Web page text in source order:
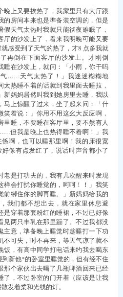
晚上又要挨热了，我家里只有大厅跟
的房间本来也是準备装空调的，但是
天气太热时我就只能彻夜难眠了，
厅的沙发上了，看来我明晚可能又要
感受到了天气的热了，才8 点多我就
再倒在下面客厅的沙发上。才刚倒
睡在沙发上，就问：「小雨，你干吗
……天气太热了！」我迷迷糊糊地
热睡不着的话就到我里面去睡拉，
新妈妈居然叫我到她房里去睡，我以
马上惊醒了过来，坐了起来问：「什
着说：」你用不用这幺大反应啊，
里睡，不要睡在客厅里，要不然有人
但我是晚上也热得睡不着啊！」我
啊，也可以睡那里啊！我的床很宽
像有点发红了，说话时声音都小了
老是打功夫的，我有几次醒来时发现
样会打扰你睡觉的，呵呵！！」我笑
前绑住你的脚再睡。」新妈妈给我的
我们都不想出去，就在家里休息避
是穿着那套粉红的睡裙，不过已好像
见两只丰乳在那里蹦了。不过我都没
主意，準备晚上睡觉时趁睡打一下功
不可失，时不再来，等天气凉了就不
饭，有高中同学打电话来约我去喝东
新他*的卧室里睡觉的，但有经不住
那个家伙出去喝了几瓶啤酒回来已经
了，不过卧室的门开着（应该是让我
发着柔和光线的灯。